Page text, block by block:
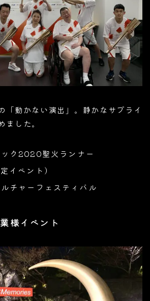
「動かない演出」。静かなサプライ
ました。
ク2020聖火ランナー
イベント）
チャーフェスティバル
様イベント